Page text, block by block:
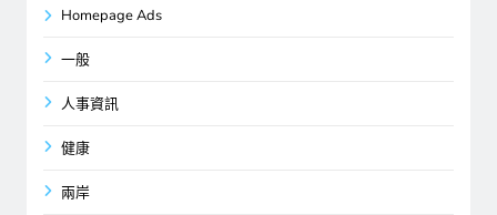
Homepage Ads
一般
人事資訊
健康
兩岸